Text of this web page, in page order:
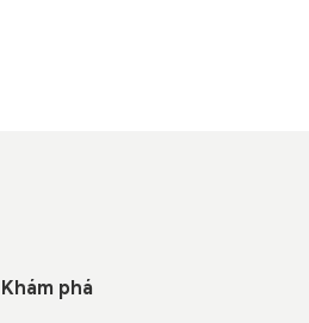
Khám phá